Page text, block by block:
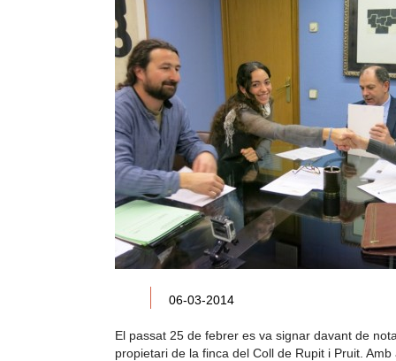
06-03-2014
El passat 25 de febrer es va signar davant de
propietari de la finca del Coll de Rupit i Pruit.